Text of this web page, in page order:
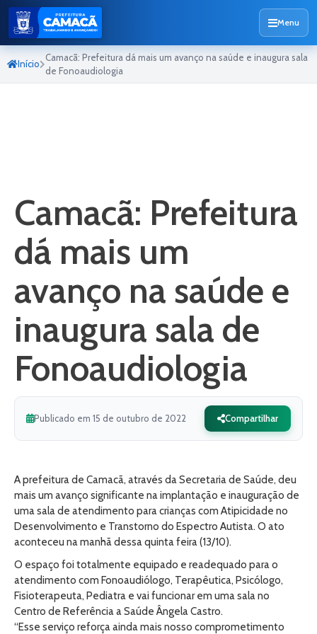
Menu
Início
Camacã: Prefeitura dá mais um avanço na saúde e inaugura sala
de Fonoaudiologia
Camacã: Prefeitura
dá mais um
avanço na saúde e
inaugura sala de
Fonoaudiologia
Publicado em 15 de outubro de 2022 Compartilhar
A prefeitura de Camacã, através da Secretaria de Saúde, deu
mais um avanço significante na implantação e inauguração de
uma sala de atendimento para crianças com Atipicidade no
Desenvolvimento e Transtorno do Espectro Autista. O ato
aconteceu na manhã dessa quinta feira (13/10).
O espaço foi totalmente equipado e readequado para o
atendimento com Fonoaudiólogo, Terapêutica, Psicólogo,
Fisioterapeuta, Pediatra e vai funcionar em uma sala no
Centro de Referência a Saúde Ângela Castro.
“Esse serviço reforça ainda mais nosso comprometimento